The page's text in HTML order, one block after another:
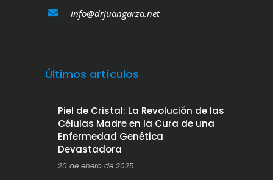
info@drjuangarza.net
Últimos artículos
Piel de Cristal: La Revolución de las
Células Madre en la Cura de una
Enfermedad Genética
Devastadora
20 de enero de 2025